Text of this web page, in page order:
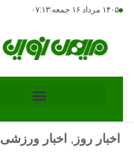
۱۴۰۵ مرداد ۱۶ جمعه ۰۷:۱۳
اخبار روز , اخبار ورزشی